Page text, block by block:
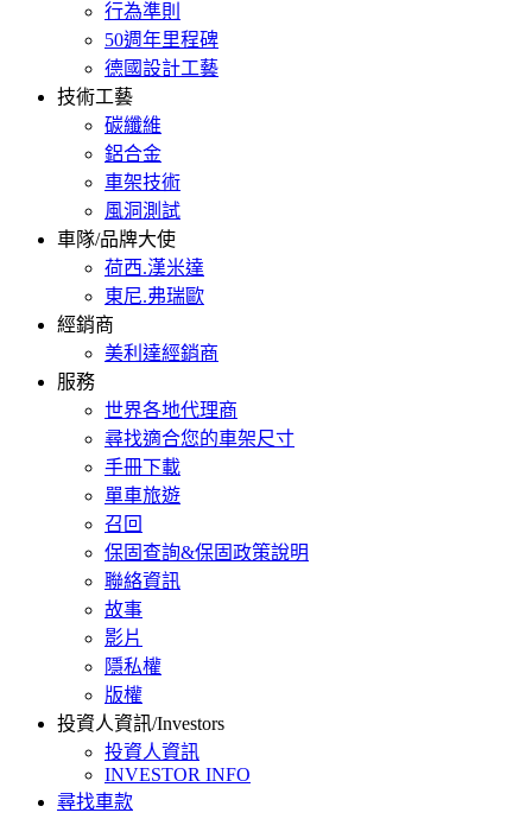
行為準則
50週年里程碑
德國設計工藝
技術工藝
碳纖維
鋁合金
車架技術
風洞測試
車隊/品牌大使
荷西.漢米達
東尼.弗瑞歐
經銷商
美利達經銷商
服務
世界各地代理商
尋找適合您的車架尺寸
手冊下載
單車旅遊
召回
保固查詢&保固政策說明
聯絡資訊
故事
影片
隱私權
版權
投資人資訊/Investors
投資人資訊
INVESTOR INFO
尋找車款